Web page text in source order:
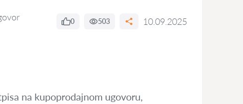
0 503 10.09.2025
na kupoprodajnom ugovoru,